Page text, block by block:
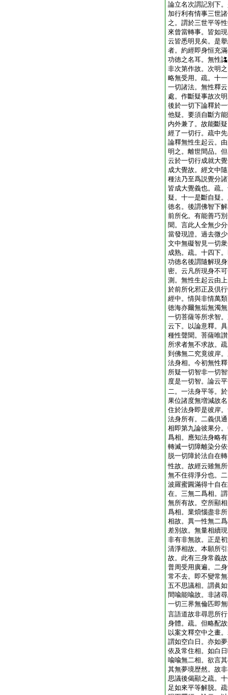
論立名次謂記別下
加行利有情事三世
之。謂於三世平等
來曾當轉事。皆如
云皆悉明見矣。是
者。約經即身恒充
功徳之名耳。無性
非次第作故。次明
略無受用。疏。十
一切諸法。無性釋
處。作斷疑事故次
後於一切下論釋於
他疑。要須自斷方
内外兼了。故能斷
經了一切行。疏中
論釋無性生起云。
明之。離世間品。
云於一切行成就大
成大覺故。經文中
種法乃至爲説覺分
皆成大覺義也。疏
疑。十一是斷自疑
徳名。後謂佛智下
前所化。有能善巧
聞。言此人全無少
當發現證。過去微
文中無礙智見一切
成熟。疏。十四下
功徳名後謂隨解現
密。云凡所現身不
測。無性生起云由
於前所化邪正及倶
經中。情與非情萬
徳海亦爾無垢無濁
一切菩薩等所求智
云下。以論意釋。
種性聲聞。菩薩唯
所求者無不求故。
到佛無二究竟彼岸
法身相。今初無性
所疑一切智非一切
度是一切智。論云
二。一法身平等。
果位諸度無増減故
住於法身即是彼岸
法身所有。二義倶
相即第九論彼果分
爲相。應知法身略
轉滅一切障離染分
脱一切障於法自在
性故。故經云雖無
無不住得淨分也。
波羅蜜圓滿得十自
在。三無二爲相。
無所有故。空所顯
爲相。業煩惱盡非
相故。異一性無二
差別故。無量相續
非有非無故。正是
清淨相故。本願所
故。此有三身常義
普周受用廣遍。二
常不去。即不變常
五不思議相。謂眞
間喩能喩故。非諸
一切三界無倫匹即
言語道故非尋思所
身體。疏。但略配
以案文釋空中之畫
謂如空白日。亦如
依及常住相。如白
喩喩無二相。欲言
其無夢境歴然。故
思議後偈顯之疏。
足如來平等解脱。